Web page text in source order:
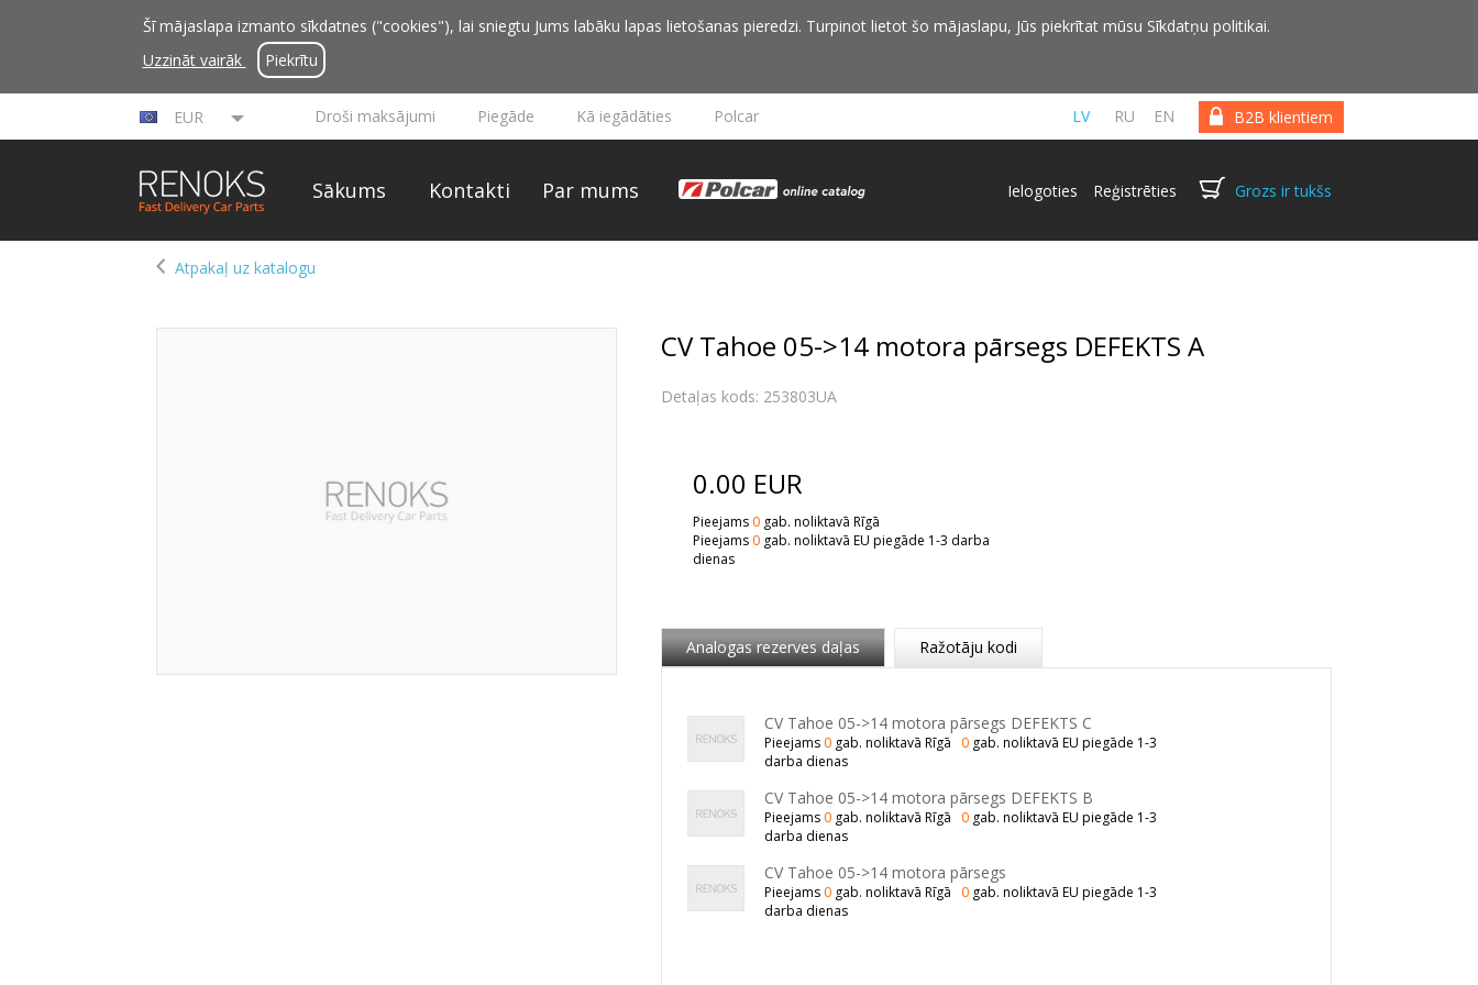
Šī mājaslapa izmanto sīkdatnes ("cookies"), lai sniegtu Jums labāku lapas lietošanas pieredzi. Turpinot lietot šo mājaslapu, Jūs piekrītat mūsu Sīkdatņu politikai.
Uzzināt vairāk
Piekrītu
EUR B2B klientiem
LV RU EN
Droši maksājumi Piegāde Kā iegādāties Polcar
Sākums Kontakti Par mums Ielogoties Reģistrēties Grozs ir tukšs
Atpakaļ uz katalogu
CV Tahoe 05->14 motora pārsegs DEFEKTS A
Detaļas kods: 253803UA
0.00 EUR
Pieejams 0 gab. noliktavā Rīgā
Pieejams 0 gab. noliktavā EU piegāde 1-3 darba
dienas
Analogas rezerves daļas Ražotāju kodi
CV Tahoe 05->14 motora pārsegs DEFEKTS C
Pieejams 0 gab. noliktavā Rīgā 0 gab. noliktavā EU piegāde 1-3
darba dienas
CV Tahoe 05->14 motora pārsegs DEFEKTS B
Pieejams 0 gab. noliktavā Rīgā 0 gab. noliktavā EU piegāde 1-3
darba dienas
CV Tahoe 05->14 motora pārsegs
Pieejams 0 gab. noliktavā Rīgā 0 gab. noliktavā EU piegāde 1-3
darba dienas